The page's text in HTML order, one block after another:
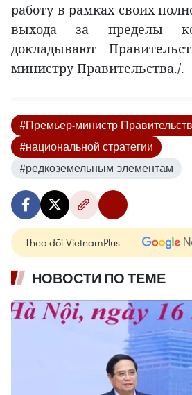
работу в рамках своих
выхода за пределы
докладывают
министру Правительства./.
#Премьер-министр
#национальной стратегии
#редкоземельным элементам
Theo dõi VietnamPlus
НОВОСТИ ПО ТЕМЕ